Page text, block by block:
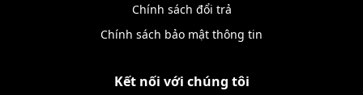
Chính sách đổi trả
Chính sách bảo mật thông tin
Kết nối với chúng tôi